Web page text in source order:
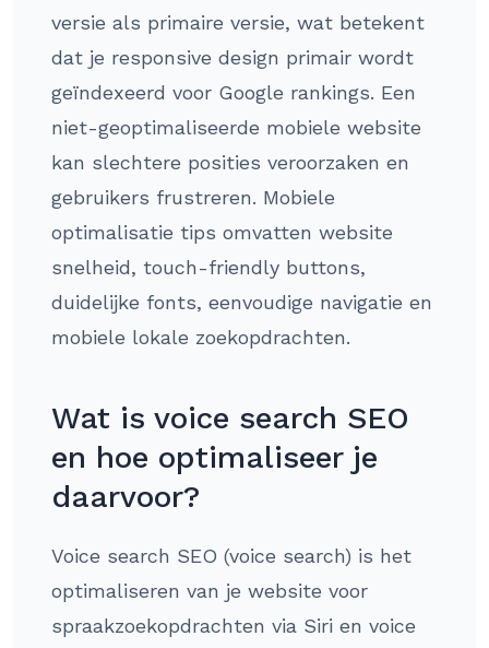
versie als primaire versie, wat betekent
dat je responsive design primair wordt
geïndexeerd voor Google rankings. Een
niet-geoptimaliseerde mobiele website
kan slechtere posities veroorzaken en
gebruikers frustreren. Mobiele
optimalisatie tips omvatten website
snelheid, touch-friendly buttons,
duidelijke fonts, eenvoudige navigatie en
mobiele lokale zoekopdrachten.
Wat is voice search SEO
en hoe optimaliseer je
daarvoor?
Voice search SEO (voice search) is het
optimaliseren van je website voor
spraakzoekopdrachten via Siri en voice